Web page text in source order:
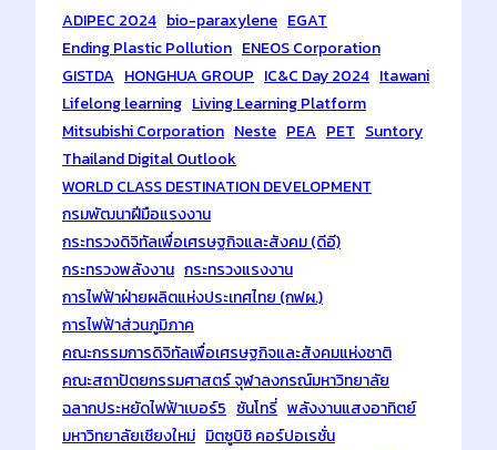
ADIPEC 2024 bio-paraxylene EGAT
Ending Plastic Pollution ENEOS Corporation
GISTDA HONGHUA GROUP IC&C Day 2024 Itawani
Lifelong learning Living Learning Platform
Mitsubishi Corporation Neste PEA PET Suntory
Thailand Digital Outlook
WORLD CLASS DESTINATION DEVELOPMENT
กรมพัฒนาฝีมือแรงงาน
กระทรวงดิจิทัลเพื่อเศรษฐกิจและสังคม (ดีอี)
กระทรวงพลังงาน กระทรวงแรงงาน
การไฟฟ้าฝ่ายผลิตแห่งประเทศไทย (กฟผ.)
การไฟฟ้าส่วนภูมิภาค
คณะกรรมการดิจิทัลเพื่อเศรษฐกิจและสังคมแห่งชาติ
คณะสถาปัตยกรรมศาสตร์ จุฬาลงกรณ์มหาวิทยาลัย
ฉลากประหยัดไฟฟ้าเบอร์5 ซันโทรี่ พลังงานแสงอาทิตย์
มหาวิทยาลัยเชียงใหม่ มิตซูบิชิ คอร์ปอเรชั่น